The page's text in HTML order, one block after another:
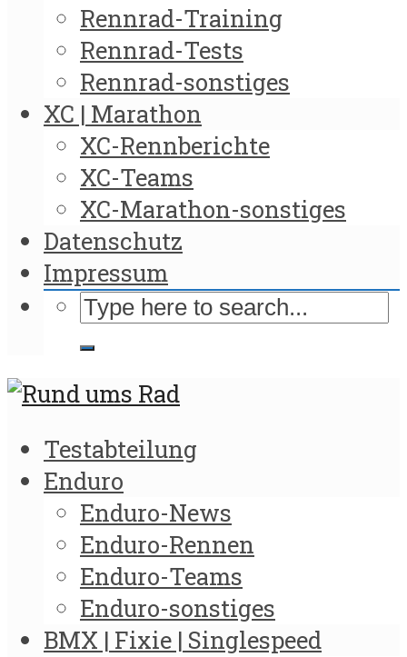
Rennrad-Training
Rennrad-Tests
Rennrad-sonstiges
XC | Marathon
XC-Rennberichte
XC-Teams
XC-Marathon-sonstiges
Datenschutz
Impressum
Testabteilung
Enduro
Enduro-News
Enduro-Rennen
Enduro-Teams
Enduro-sonstiges
BMX | Fixie | Singlespeed